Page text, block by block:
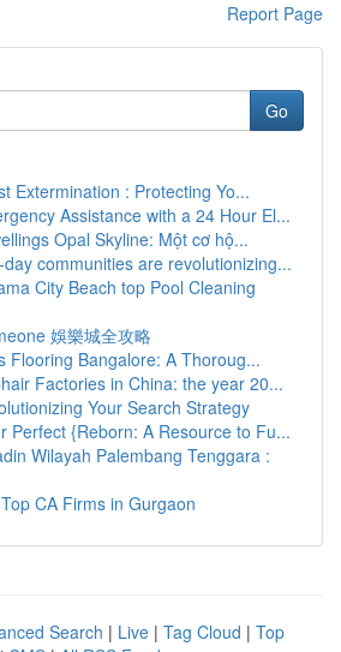
Report Page
Go
Extermination : Protecting Yo...
Assistance with a 24 Hour El...
Opal Skyline: Một cơ hộ...
communities are revolutionizing...
City Beach top Pool Cleaning
娛樂城全攻略
Flooring Bangalore: A Thoroug...
Factories in China: the year 20...
Your Search Strategy
Perfect {Reborn: A Resource to Fu...
Wilayah Palembang Tenggara :
CA Firms in Gurgaon
Search | Live | Tag Cloud | Top